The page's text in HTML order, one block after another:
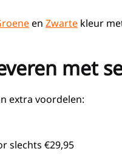
enZwarte kleur
met
extra voordelen:
slechts €29,95